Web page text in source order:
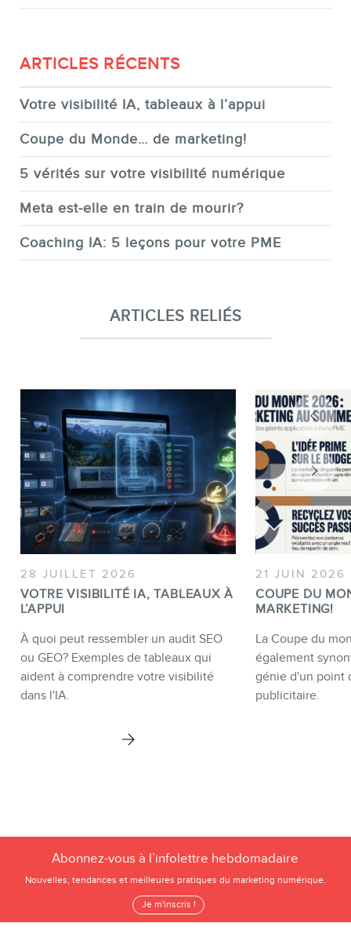
ARTICLES RÉCENTS
Votre visibilité IA, tableaux à l’appui
Coupe du Monde… de marketing!
5 vérités sur votre visibilité numérique
Meta est-elle en train de mourir?
Coaching IA: 5 leçons pour votre PME
ARTICLES RELIÉS
28 JUILLET 2026
VOTRE VISIBILITÉ IA, TABLEAUX À
L’APPUI
À quoi peut ressembler un audit SEO
ou GEO? Exemples de tableaux qui
aident à comprendre votre visibilité
dans l'IA.
21 JUIN 2026
COUPE DU
MARKETING!
La Coupe du
également
génie d'un point
publicitaire.
Abonnez-vous à l’infolettre hebdomadaire
Nouvelles, tendances et meilleures pratiques du marketing numérique.
Je m'inscris !